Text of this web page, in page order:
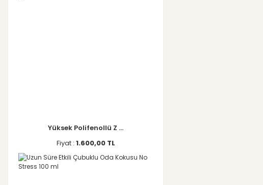
Yüksek Polifenollü Z ...
Fiyat : 1.600,00 TL